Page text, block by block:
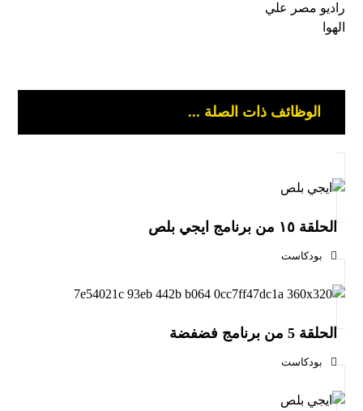
الوظائف ذات الصلة ...
الحلقة ١٥ من برنامج ايجي بلص
بودكاست
الحلقة 5 من برنامج فضفضة
بودكاست